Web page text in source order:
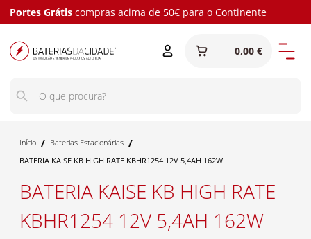
Portes Grátis compras acima de 50€ para o Continente
0,00 €
Início / Baterias Estacionárias /
BATERIA KAISE KB HIGH RATE KBHR1254 12V 5,4AH 162W
BATERIA KAISE KB HIGH RATE
KBHR1254 12V 5,4AH 162W